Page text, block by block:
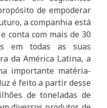
de empoderar
a companhia está
conta com mais de 30
em todas as suas
da América Latina, a
importante matéria-
é feito a partir desse
de toneladas de